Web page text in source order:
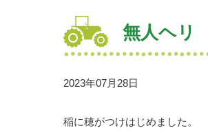
無人ヘリ
2023年07月28日
稲に穂がつけはじめました。